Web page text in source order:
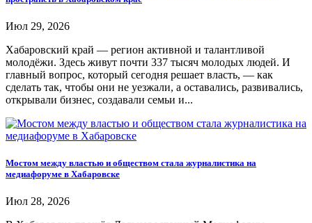
Июл 29, 2026
Хабаровский край — регион активной и талантливой
молодёжи. Здесь живут почти 337 тысяч молодых людей. И
главный вопрос, который сегодня решает власть, — как
сделать так, чтобы они не уезжали, а оставались, развивались,
открывали бизнес, создавали семьи и...
Мостом между властью и обществом стала журналистика на
медиафоруме в Хабаровске
Июл 28, 2026